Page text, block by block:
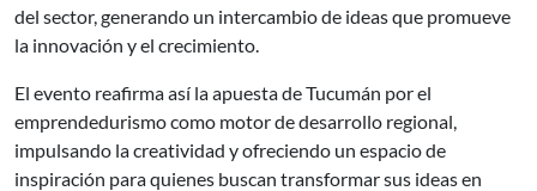
del sector, generando un intercambio de ideas que promueve
la innovación y el crecimiento.
El evento reafirma así la apuesta de Tucumán por el
emprendedurismo como motor de desarrollo regional,
impulsando la creatividad y ofreciendo un espacio de
inspiración para quienes buscan transformar sus ideas en